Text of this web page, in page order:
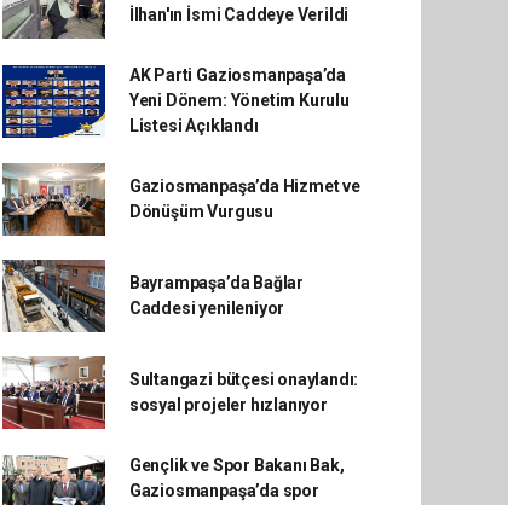
İlhan'ın İsmi Caddeye Verildi
AK Parti Gaziosmanpaşa’da
Yeni Dönem: Yönetim Kurulu
Listesi Açıklandı
Gaziosmanpaşa’da Hizmet ve
Dönüşüm Vurgusu
Bayrampaşa’da Bağlar
Caddesi yenileniyor
Sultangazi bütçesi onaylandı:
sosyal projeler hızlanıyor
Gençlik ve Spor Bakanı Bak,
Gaziosmanpaşa’da spor